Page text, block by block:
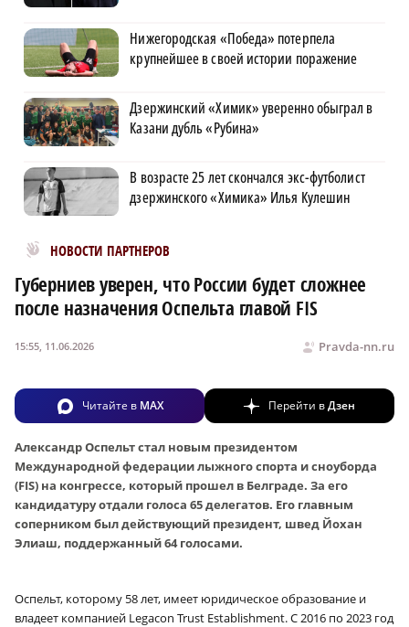
Нижегородская «Победа» потерпела
крупнейшее в своей истории поражение
Дзержинский «Химик» уверенно обыграл в
Казани дубль «Рубина»
В возрасте 25 лет скончался экс-футболист
дзержинского «Химика» Илья Кулешин
НОВОСТИ ПАРТНЕРОВ
Новости МирТесен
Губерниев уверен, что России будет сложнее
после назначения Оспельта главой FIS
Pravda-nn.ru
15:55, 11.06.2026
Читайте в MAX Перейти вДзен
Александр Оспельт стал новым президентом
Международной федерации лыжного спорта и сноуборда
(FIS) на конгрессе, который прошел в Белграде. За его
кандидатуру отдали голоса 65 делегатов. Его главным
соперником был действующий президент, швед Йохан
Элиаш, поддержанный 64 голосами.
Оспельт, которому 58 лет, имеет юридическое образование и
владеет компанией Legacon Trust Establishment. С 2016 по 2023 год